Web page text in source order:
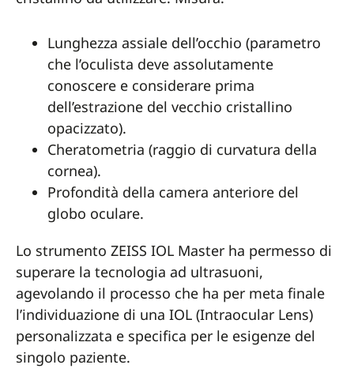
Lunghezza assiale dell’occhio (parametro
che l’oculista deve assolutamente
conoscere e considerare prima
dell’estrazione del vecchio cristallino
opacizzato).
Cheratometria (raggio di curvatura della
cornea).
Profondità della camera anteriore del
globo oculare.
Lo strumento ZEISS IOL Master ha permesso di
superare la tecnologia ad ultrasuoni,
agevolando il processo che ha per meta finale
l’individuazione di una IOL (Intraocular Lens)
personalizzata e specifica per le esigenze del
singolo paziente.